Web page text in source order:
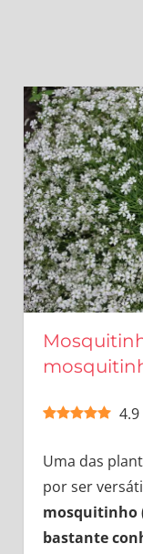
4.9
Uma das
por ser
mosquitinho
bastante